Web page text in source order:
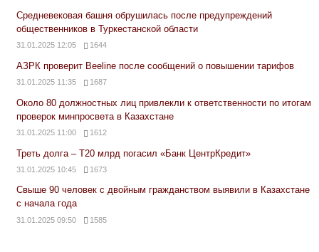
Средневековая башня обрушилась после предупреждений
общественников в Туркестанской области
31.01.2025 12:05 1644
АЗРК проверит Beeline после сообщений о повышении тарифов
31.01.2025 11:35 1687
Около 80 должностных лиц привлекли к ответственности по итогам
проверок минпросвета в Казахстане
31.01.2025 11:00 1612
Треть долга – Т20 млрд погасил «Банк ЦентрКредит»
31.01.2025 10:45 1673
Свыше 90 человек с двойным гражданством выявили в Казахстане
с начала года
31.01.2025 09:50 1585